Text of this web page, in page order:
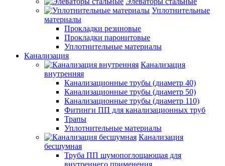
Уплотнительные
материалы
Прокладки резиновые
Прокладки паронитовые
Уплотнительные материалы
Канализация
Канализация
внутренняя
Канализационные трубы (диаметр 40)
Канализационные трубы (диаметр 50)
Канализационные трубы (диаметр 110)
Фитинги ПП для канализационных труб
Трапы
Уплотнительные материалы
Канализация
бесшумная
Труба ПП шумопоглощающая для
внутреннего применения